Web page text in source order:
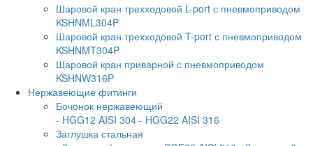
Шаровой кран трехходовой L-port с пневмоприводом
KSHNML304P
Шаровой кран трехходовой T-port с пневмоприводом
KSHNMT304P
Шаровой кран приварной с пневмоприводом
KSHNW316P
Нержавеющие фитинги
Бочонок нержавеющий
- HGG12 AISI 304 - HGG22 AISI 316
Заглушка стальная